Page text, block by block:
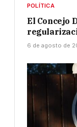
POLÍTICA
El Concejo
6 de agosto de